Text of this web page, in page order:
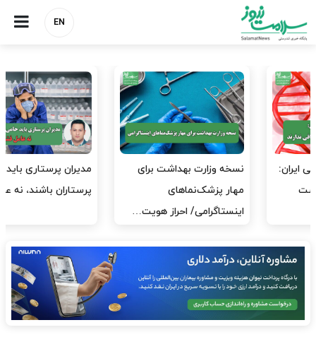
EN
مدیران پرستاری باید حامی
پرستاران باشند، نه عامل فشار
مدیریت سلامت، میدان
آزمون و خطا نیست